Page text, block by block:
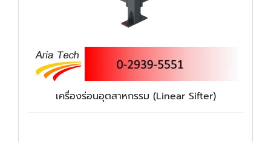
เครื่องร่อนอุตสาหกรรม (Linear Sifter)